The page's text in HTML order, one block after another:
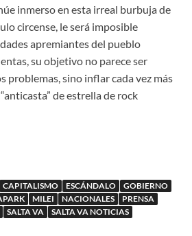
inmerso en esta irreal burbuja de
circense, le será imposible
apremiantes del pueblo
su objetivo no parece ser
problemas, sino inflar cada vez más
de estrella de rock
CAPITALISMO ESCÁNDALO
GOBIERNO
MILEI NACIONALES
PRENSA
SALTA VA
SALTA VA NOTICIAS